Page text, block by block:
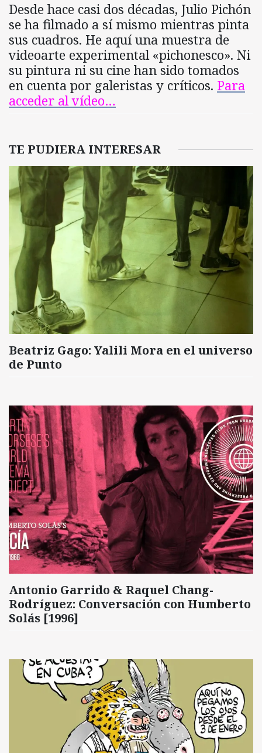
Desde hace casi dos décadas, Julio Pichón
se ha filmado a sí mismo mientras pinta
sus cuadros. He aquí una muestra de
videoarte experimental «pichonesco». Ni
su pintura ni su cine han sido tomados
en cuenta por galeristas y críticos. Para
acceder al vídeo…
TE PUDIERA INTERESAR
Beatriz Gago: Yalili Mora en el universo
de Punto
Antonio Garrido & Raquel Chang-
Rodríguez: Conversación con Humberto
Solás [1996]